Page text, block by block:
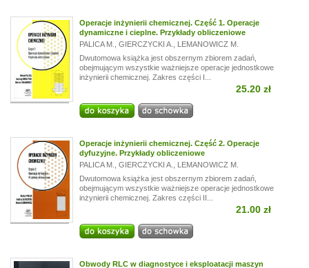
Operacje inżynierii chemicznej. Część 1. Operacje
dynamiczne i cieplne. Przykłady obliczeniowe
PALICA M.
GIERCZYCKI A.
LEMANOWICZ M.
Dwutomowa książka jest obszernym zbiorem zadań,
obejmującym wszystkie ważniejsze operacje jednostkowe
inżynierii chemicznej. Zakres części I...
25.20 zł
Operacje inżynierii chemicznej. Część 2. Operacje
dyfuzyjne. Przykłady obliczeniowe
PALICA M.
GIERCZYCKI A.
LEMANOWICZ M.
Dwutomowa książka jest obszernym zbiorem zadań,
obejmującym wszystkie ważniejsze operacje jednostkowe
inżynierii chemicznej. Zakres części II...
21.00 zł
Obwody RLC w diagnostyce i eksploatacji maszyn